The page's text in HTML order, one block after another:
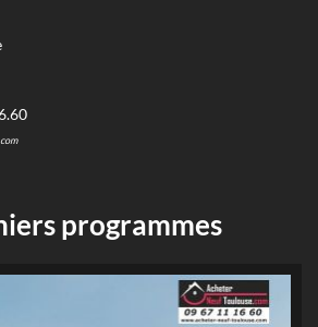
programmes